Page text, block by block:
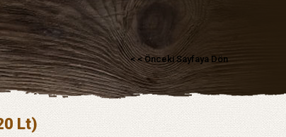
< < Önceki Sayfaya Dön
Lt)